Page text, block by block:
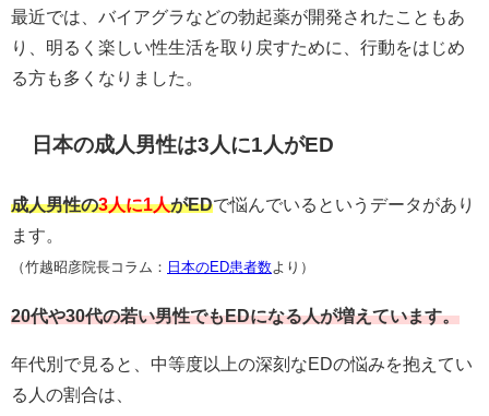
最近では、バイアグラなどの勃起薬が開発されたこともあ
り、明るく楽しい性生活を取り戻すために、行動をはじめ
る方も多くなりました。
日本の成人男性は3人に1人がED
成人男性の3人に1人がEDで悩んでいるというデータがあり
ます。
（竹越昭彦院長コラム： 日本のED患者数より）
20代や30代の若い男性でもEDになる人が増えています。
年代別で見ると、中等度以上の深刻なEDの悩みを抱えてい
る人の割合は、